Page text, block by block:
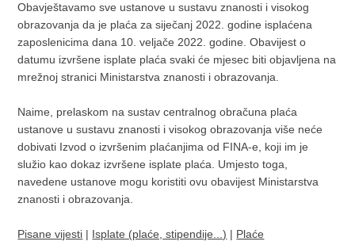
Obavještavamo sve ustanove u sustavu znanosti i visokog
obrazovanja da je plaća za siječanj 2022. godine isplaćena
zaposlenicima dana 10. veljače 2022. godine. Obavijest o
datumu izvršene isplate plaća svaki će mjesec biti objavljena na
mrežnoj stranici Ministarstva znanosti i obrazovanja.
Naime, prelaskom na sustav centralnog obračuna plaća
ustanove u sustavu znanosti i visokog obrazovanja više neće
dobivati Izvod o izvršenim plaćanjima od FINA-e, koji im je
služio kao dokaz izvršene isplate plaća. Umjesto toga,
navedene ustanove mogu koristiti ovu obavijest Ministarstva
znanosti i obrazovanja.
Pisane vijesti | Isplate (plaće, stipendije...) | Plaće